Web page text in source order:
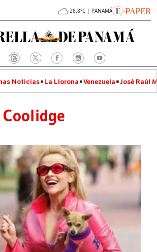
26.8°C | PANAMÁ
Noticias La Llorona Venezuela José Raúl